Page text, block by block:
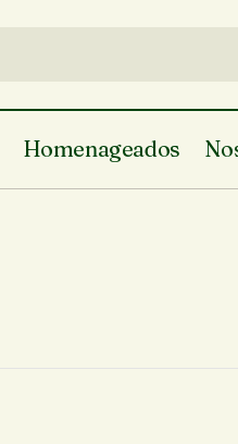
Homenageados